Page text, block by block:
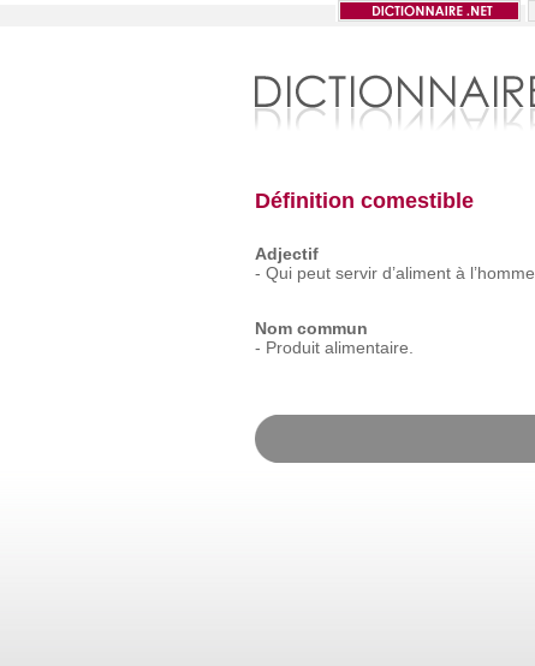
Définition comestible
Adjectif
- Qui peut servir d’aliment à l’homme.
Nom commun
- Produit alimentaire.